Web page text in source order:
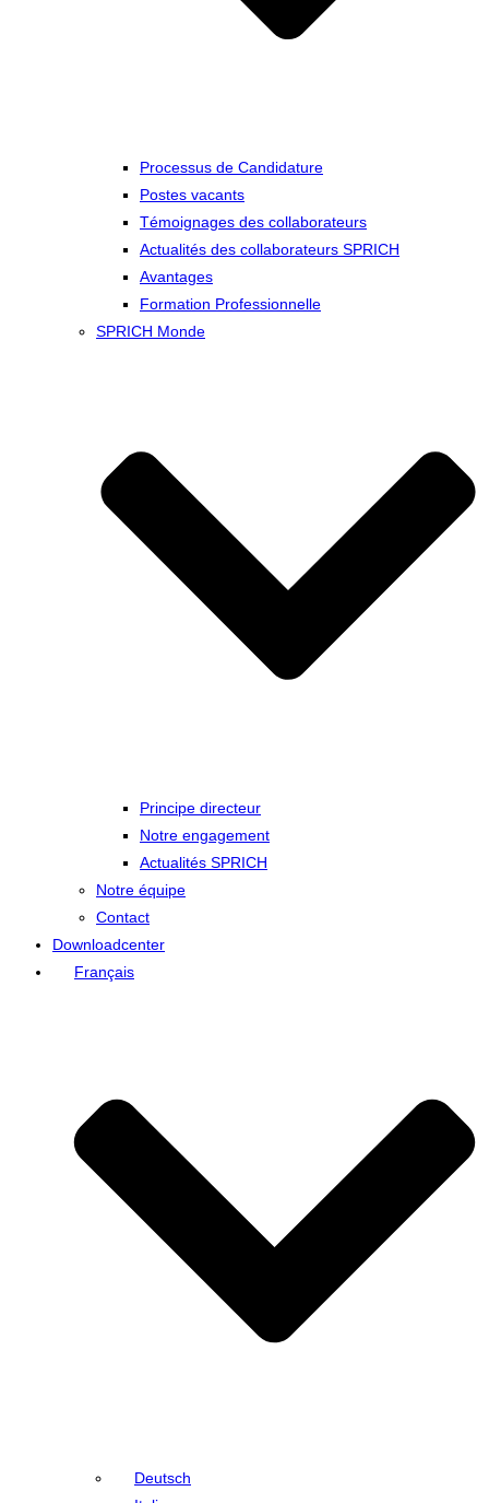
Processus de Candidature
Postes vacants
Témoignages des collaborateurs
Actualités des collaborateurs SPRICH
Avantages
Formation Professionnelle
SPRICH Monde
Principe directeur
Notre engagement
Actualités SPRICH
Notre équipe
Contact
Downloadcenter
Français
Deutsch